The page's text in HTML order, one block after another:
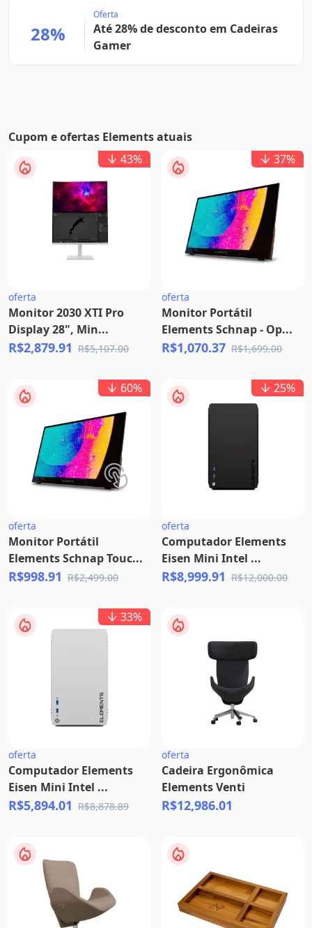
28%
Oferta
Até 28% de desconto em Cadeiras
Gamer
Cupom e ofertas Elements atuais
43%
oferta
Monitor 2030 XTI Pro
Display 28", Min...
R$2,879.91 R$5,107.00
37%
oferta
Monitor Portátil
Elements Schnap - Op...
R$1,070.37 R$1,699.00
60%
oferta
Monitor Portátil
Elements Schnap Touc...
R$998.91 R$2,499.00
25%
oferta
Computador Elements
Eisen Mini Intel ...
R$8,999.91 R$12,000.00
33%
oferta
Computador Elements
Eisen Mini Intel ...
R$5,894.01 R$8,878.89
oferta
Cadeira Ergonômica
Elements Venti
R$12,986.01